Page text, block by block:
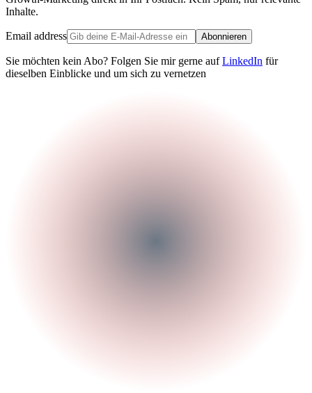
Inhalte.
Email address Abonnieren
Sie möchten kein Abo? Folgen Sie mir gerne aufLinkedIn für
dieselben Einblicke und um sich zu vernetzen